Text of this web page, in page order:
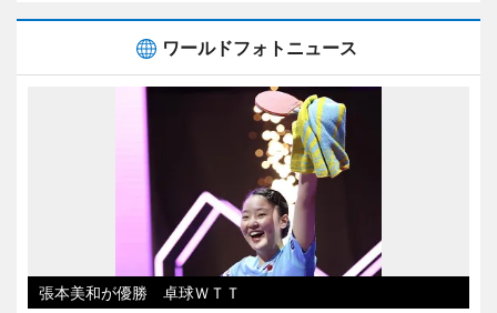
ワールドフォトニュース
張本美和が優勝 卓球ＷＴＴ